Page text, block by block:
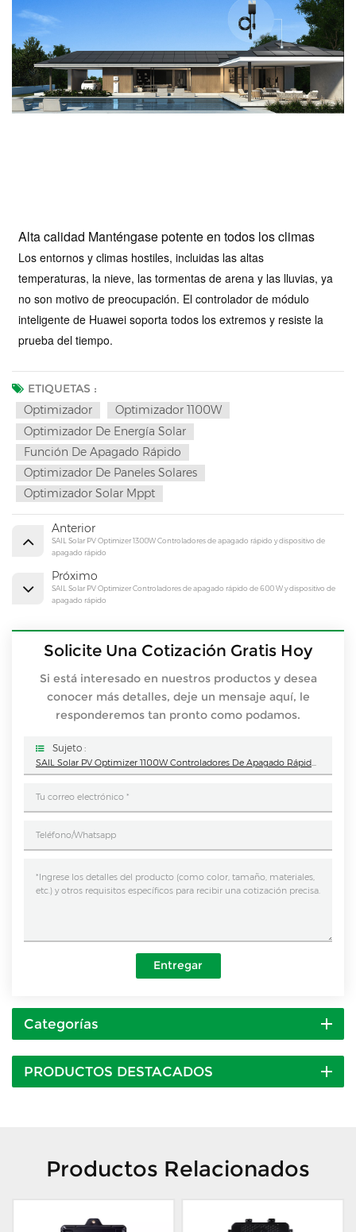
Alta calidad Manténgase potente en todos los climas
Los entornos y climas hostiles, incluidas las altas
temperaturas, la nieve, las tormentas de arena y las lluvias, ya
no son motivo de preocupación. El controlador de módulo
inteligente de Huawei soporta todos los extremos y resiste la
prueba del tiempo.
ETIQUETAS :
Optimizador
Optimizador 1100W
Optimizador De Energía Solar
Función De Apagado Rápido
Optimizador De Paneles Solares
Optimizador Solar Mppt
Anterior
SAIL Solar PV Optimizer 1300W Controladores de apagado rápido y dispositivo de
apagado rápido
Próximo
SAIL Solar PV Optimizer Controladores de apagado rápido de 600 W y dispositivo de
apagado rápido
Solicite Una Cotización Gratis Hoy
Si está interesado en nuestros productos y desea
conocer más detalles, deje un mensaje aquí, le
responderemos tan pronto como podamos.
Sujeto :
SAIL Solar PV Optimizer 1100W Controladores De Apagado Rápido Y Dispositivo De Apagado Rápido
Entregar
Categorías
PRODUCTOS DESTACADOS
Productos Relacionados